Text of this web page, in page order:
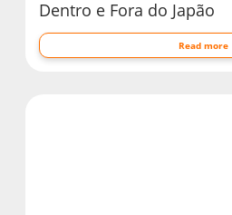
Dentro e Fora do Japão
Read more